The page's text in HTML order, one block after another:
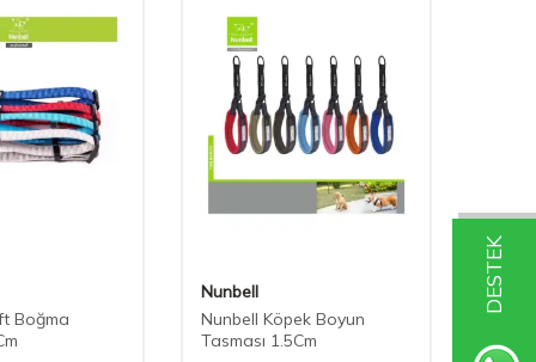
DESTEK
Boğma
Nunbell
Nunbell Köpek Boyun
Tasması 1.5Cm